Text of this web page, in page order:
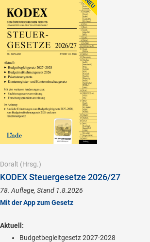
Doralt (Hrsg.)
KODEX Steuergesetze 2026/27
78. Auflage, Stand 1.8.2026
Mit der App zum Gesetz
Aktuell:
Budgetbegleitgesetz 2027-2028